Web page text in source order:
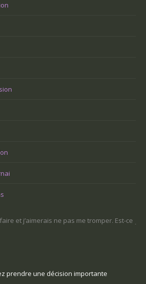
je veux faire dans la vie : comment retrouver
trouver votre voix personnelle